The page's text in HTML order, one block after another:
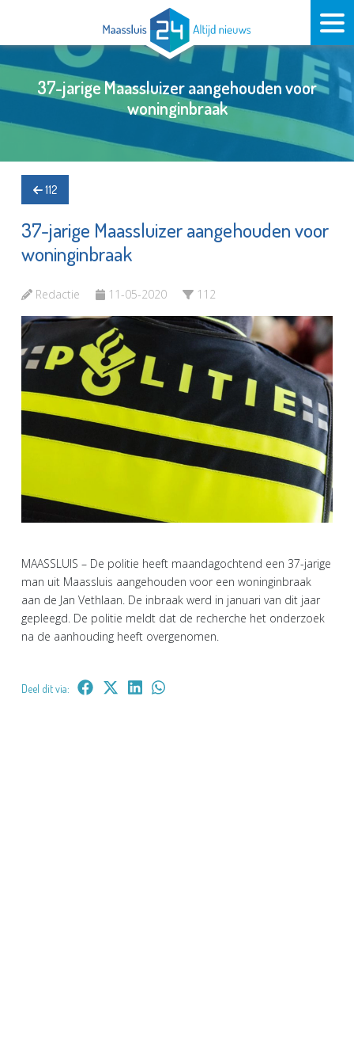
37-jarige Maassluizer aangehouden voor
woninginbraak
112
37-jarige Maassluizer aangehouden voor
woninginbraak
Redactie 11-05-2020 112
MAASSLUIS – De politie heeft maandagochtend een 37-jarige
man uit Maassluis aangehouden voor een woninginbraak
aan de Jan Vethlaan. De inbraak werd in januari van dit jaar
gepleegd. De politie meldt dat de recherche het onderzoek
na de aanhouding heeft overgenomen.
Deel dit via: